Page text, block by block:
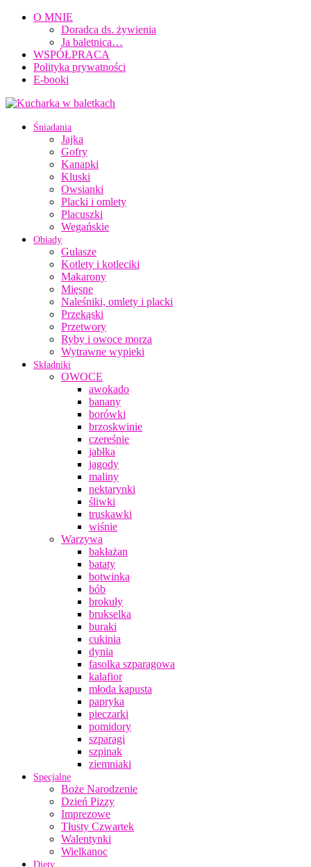
O MNIE
Doradca ds. żywienia
Ja baletnica…
WSPÓŁPRACA
Polityka prywatności
E-booki
Śniadania
Jajka
Gofry
Kanapki
Kluski
Owsianki
Placki i omlety
Placuszki
Wegańskie
Obiady
Gulasze
Kotlety i kotleciki
Makarony
Mięsne
Naleśniki, omlety i placki
Przekąski
Przetwory
Ryby i owoce morza
Wytrawne wypieki
Składniki
OWOCE
awokado
banany
borówki
brzoskwinie
czereśnie
jabłka
jagody
maliny
nektarynki
śliwki
truskawki
wiśnie
Warzywa
bakłażan
bataty
botwinka
bób
brokuły
brukselka
buraki
cukinia
dynia
fasolka szparagowa
kalafior
młoda kapusta
papryka
pieczarki
pomidory
szparagi
szpinak
ziemniaki
Specjalne
Boże Narodzenie
Dzień Pizzy
Imprezowe
Tłusty Czwartek
Walentynki
Wielkanoc
Diety